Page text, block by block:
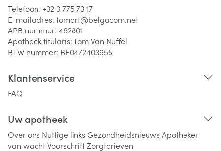
Telefoon: +32 3 775 73 17
E-mailadres: tomart@belgacom.net
APB nummer: 462801
Apotheek titularis:Tom Van Nuffel
BTW nummer: BE0472403955
Klantenservice
FAQ
Uw apotheek
Over ons Nuttige links Gezondheidsnieuws Apotheker
van wachtVoorschriftZorgtarieven